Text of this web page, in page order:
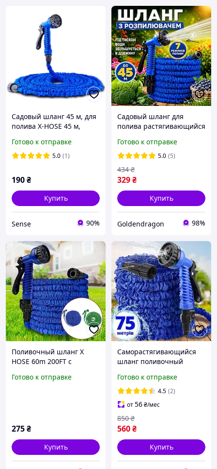
Садовый шланг 45 м, для
полива X-HOSE 45 м,
растягивающий чудо-
шланг Стрейч Хоз,
Готово к отправке
5.0 (1)
190₴
Купить
Sense 90%
Садовый шланг для
полива растягивающийся
гармошка
увеличивающийся с
насадкой распылителем
Готово к отправке
5.0 (5)
329₴
434 ₴
Купить
Goldendragon 98%
Поливочный шланг X
HOSE 60m 200FT с
комплекте
Готово к отправке
275₴
Купить
Саморастягивающийся
шланг поливочный
шланг гармошка с
распылителем 7 режимов
работы
Готово к отправке
4.5 (2)
от56₴/мес
560₴
850 ₴
Купить